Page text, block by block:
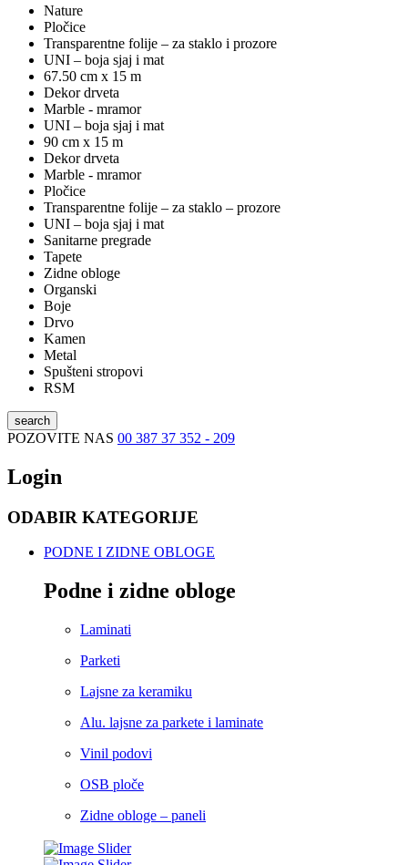
Nature
Pločice
Transparentne folije – za staklo i prozore
UNI – boja sjaj i mat
67.50 cm x 15 m
Dekor drveta
Marble - mramor
UNI – boja sjaj i mat
90 cm x 15 m
Dekor drveta
Marble - mramor
Pločice
Transparentne folije – za staklo – prozore
UNI – boja sjaj i mat
Sanitarne pregrade
Tapete
Zidne obloge
Organski
Boje
Drvo
Kamen
Metal
Spušteni stropovi
RSM
search
POZOVITE NAS 00 387 37 352 - 209
Login
ODABIR KATEGORIJE
PODNE I ZIDNE OBLOGE
Podne i zidne obloge
Laminati
Parketi
Lajsne za keramiku
Alu. lajsne za parkete i laminate
Vinil podovi
OSB ploče
Zidne obloge – paneli